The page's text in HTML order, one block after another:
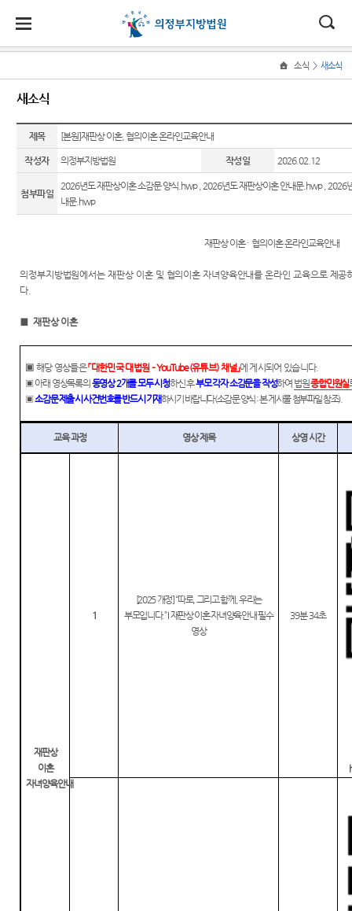
법원
소개
법원장
인사말
연혁
조직 및
재판개
내
관할구
역
시/군
등기과/
소
지원
소개
고양지
원
남양주
소식
새소식
우리법
원 주요
판결
법원게
Club
스
민원
민원안
내
법률상
담안내
자주묻
관안내
람복사
재판안
내서
English
Guide
정보
통일법
연구회
사건검
색
판결서
열람
각급법
원안내
소통
법원에
바란다
부조리
신고센
법원견
정보공
소식 > 새소식
새소식
제목 [본원]재판상 이혼, 협의이혼 온라인교육안내
작성자 의정부지방법원 작성일 2026.02.12
첨부파일
2026년도 재판상이혼 소감문 양식.hwp, 2026년도 재판상이혼 안내문.hwp, 2026
내문.hwp
재판상 이혼· 협의이혼 온라인교육안내
의정부지방법원에서는 재판상 이혼 및 협의이혼 자녀양육안내를 온라인 교육으로 제공
다
■ 재판상 이혼
▣ 해당 영상들은「대한민국 대법원 –YouTube(유튜브)채널」에 게시되어 있습니다.
▣ 아래 영상목록의 동영상2개를 모두 시청하신 후부모 각자 소감문을 작성하여 법원종합민원실
▣소감문 제출 시 사건번호를 반드시 기재하시기 바랍니다(소감문 양식:본 게시물 첨부파일 참조).
교육 과정 영상 제목 상영 시간
재판상
이혼
자녀양육안내
1
[2025개정] “따로, 그리고 함께 우리는
부모입니다.” I재판상 이혼 자녀양육안내 필수
영상
39분34초
원
소
개
식
민
정
보